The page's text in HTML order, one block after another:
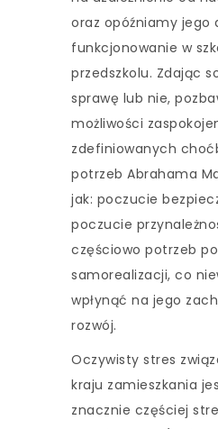
oraz opóźniamy jego
funkcjonowanie w
przedszkolu. Zdając
sprawę lub nie,
możliwości
zdefiniowanych
potrzeb Abrahama
jak: poczucie
poczucie
częściowo potrzeb
samorealizacji, co
wpłynąć na jego
rozwój.
Oczywisty stres
kraju zamieszkania
znacznie częściej